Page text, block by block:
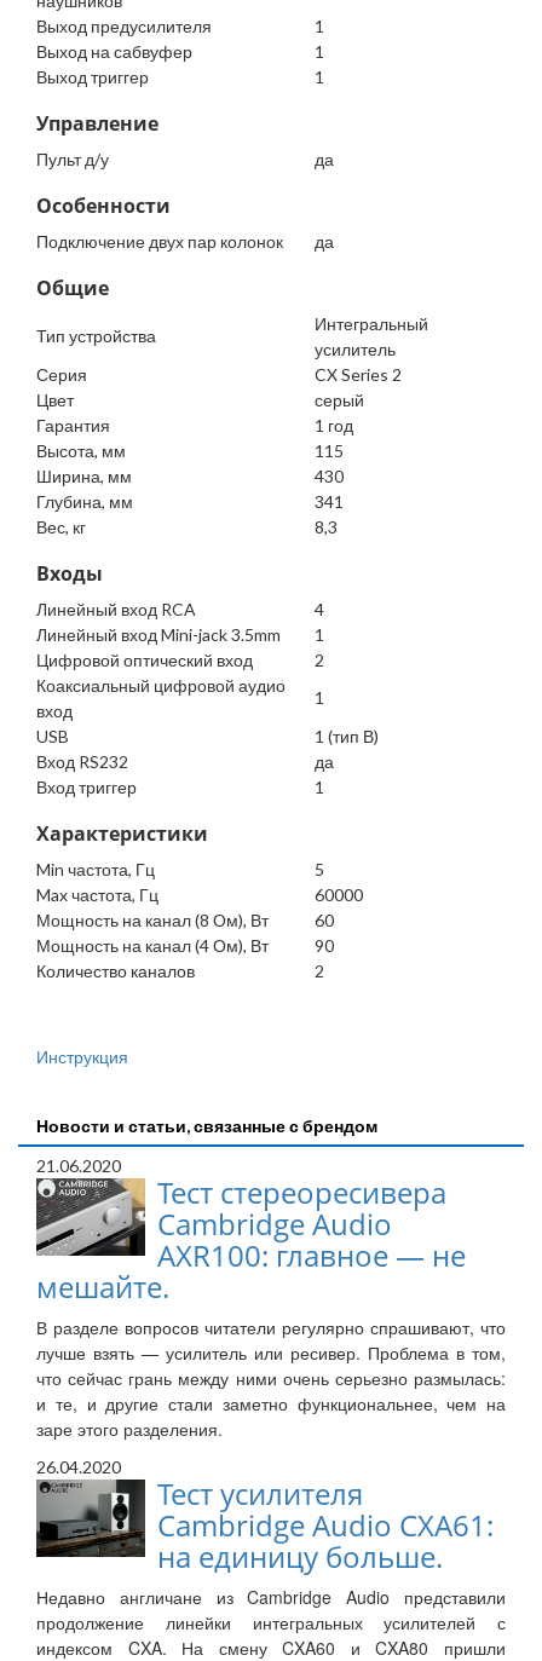
Выход предусилителя
1
Выход на сабвуфер
1
Выход триггер
1
Управление
Пульт д/у да
Особенности
Подключение двух пар колонок да
Общие
Тип устройства
Интегральный
усилитель
Серия
CX Series 2
Цвет
серый
Гарантия
1 год
Высота, мм
115
Ширина, мм
430
Глубина, мм
341
Вес, кг
8,3
Входы
Линейный вход RCA
4
Линейный вход Mini-jack 3.5mm
1
Цифровой оптический вход
2
Коаксиальный цифровой аудио
вход
1
USB
1 (тип В)
Вход RS232
да
Вход триггер
1
Характеристики
Min частота, Гц
5
Max частота, Гц
60000
Мощность на канал (8 Ом), Вт
60
Мощность на канал (4 Ом), Вт
90
Количество каналов
2
Инструкция
Новости и статьи, связанные с брендом
21.06.2020
Тест стереоресивера
Cambridge Audio
AXR100: главное — не
мешайте.
В разделе вопросов читатели регулярно спрашивают, что
лучше взять — усилитель или ресивер. Проблема в том,
что сейчас грань между ними очень серьезно размылась:
и те, и другие стали заметно функциональнее, чем на
заре этого разделения.
26.04.2020
Тест усилителя
Cambridge Audio CXA61:
на единицу больше.
Недавно англичане из Cambridge Audio представили
продолжение линейки интегральных усилителей с
индексом CXA. На смену CXA60 и CXA80 пришли